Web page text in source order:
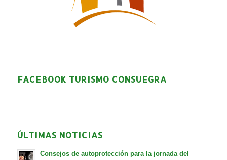
FACEBOOK TURISMO CONSUEGRA
ÚLTIMAS NOTICIAS
Consejos de autoprotección para la jornada del